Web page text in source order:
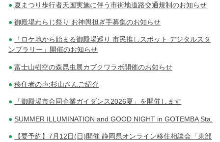
ナ
ビ
ゲ
シ
ョ
ン
夏まつり歩行者天国実施に伴う市街地道路交通規制のお知らせ
御殿場わらじ祭り お神輿担ぎ手募集のお知らせ
「ロケ地から始まる御殿場巡り 市民推しスポット デジタルスタ
ンプラリー」開催のお知らせ
富士山樹空の森昆虫展カブクワラボ開催のお知らせ
移住者の声:杉山さんご紹介
「御殿場市合同企業ガイダンス2026夏」を開催します
SUMMER ILLUMINATION and GOOD NIGHT in GOTEMBA Sta.
【要予約】7月12日(日)開催 静岡県オンライン移住相談会「東部